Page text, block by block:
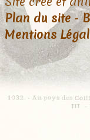
Plan du site-
Mentions